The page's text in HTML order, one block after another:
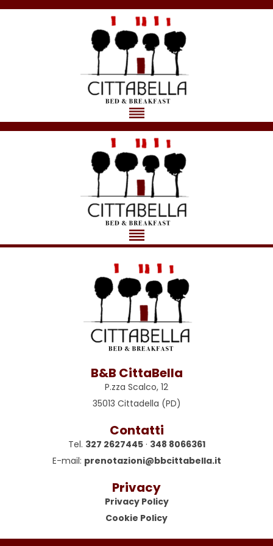
B&B CittaBella
P.zza Scalco, 12
35013 Cittadella (PD)
Contatti
Tel. 327 2627445· 348 8066361
E-mail: prenotazioni@bbcittabella.it
Privacy
Privacy Policy
Cookie Policy